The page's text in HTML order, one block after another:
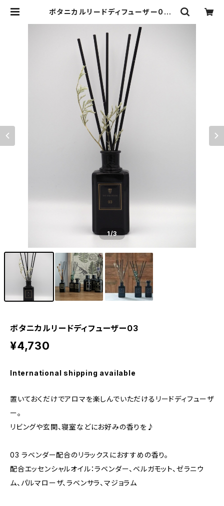
ボタニカルリードディフューザー03 |
1/3
ボタニカルリードディフューザー03
¥4,730
International shipping available
置いておくだけでアロマを楽しんでいただけるリードディフューザ
ー。
リビングや玄関、寝室などにお好みの香りを♪
03 ラベンダー配合のリラックスにおすすめの香り。
配合エッセンシャルオイル：ラベンダー、ベルガモット、ゼラニウ
ム、パルマローザ、ラベンサラ、マジョラム